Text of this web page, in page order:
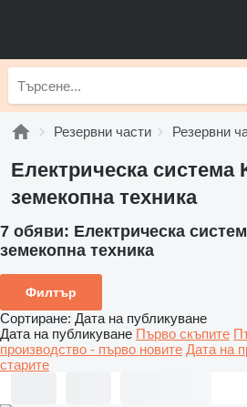
Резервни части Резервни
Електрическа система
земекопна техника
7 обяви: Електрическа
земекопна техника
Филтър
Сортиране: Дата на публикуване
Дата на публикуване Първо скъпите
производство - първо новите Дата на
старите